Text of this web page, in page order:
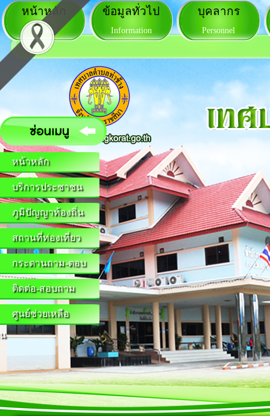
หน้าหลัก
บริการประชาชน
ภูมิปัญญาท้องถิ่น
สถานที่ท่องเที่ยว
กระดานถาม-ตอบ
ติดต่อ-สอบถาม
ศูนย์ช่วยเหลือ
หน้าหลัก
Home
ข้อมูลทั่วไป
Information
บุคลากร
Personnel